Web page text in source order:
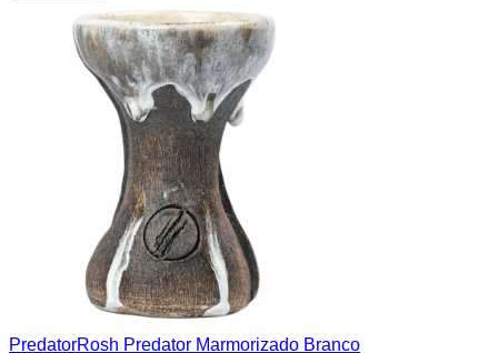
PredatorRosh Predator Marmorizado Branco